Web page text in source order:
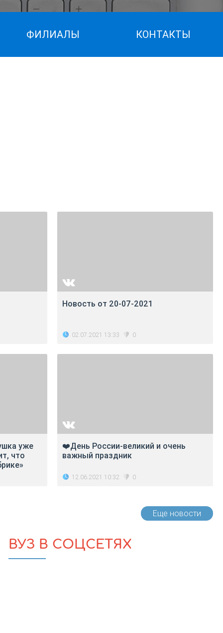
ФИЛИАЛЫ КОНТАКТЫ
Новость от 20-07-2021
02.07.2021 13:33 0
уже
что
❤️День России-великий и очень
важный праздник
12.06.2021 10:32 0
Еще новости
ВУЗ В СОЦСЕТЯХ